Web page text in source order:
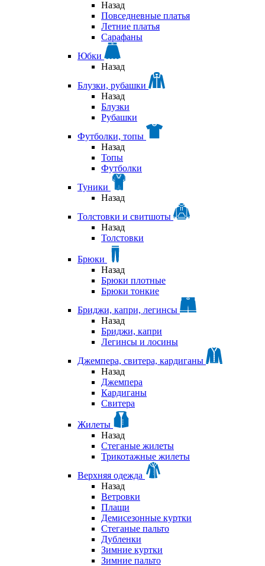
Назад
Повседневные платья
Летние платья
Сарафаны
Юбки
Назад
Блузки, рубашки
Назад
Блузки
Рубашки
Футболки, топы
Назад
Топы
Футболки
Туники
Назад
Толстовки и свитшоты
Назад
Толстовки
Брюки
Назад
Брюки плотные
Брюки тонкие
Бриджи, капри, легинсы
Назад
Бриджи, капри
Легинсы и лосины
Джемпера, свитера, кардиганы
Назад
Джемпера
Кардиганы
Свитера
Жилеты
Назад
Стеганые жилеты
Трикотажные жилеты
Верхняя одежда
Назад
Ветровки
Плащи
Демисезонные куртки
Стеганые пальто
Дубленки
Зимние куртки
Зимние пальто